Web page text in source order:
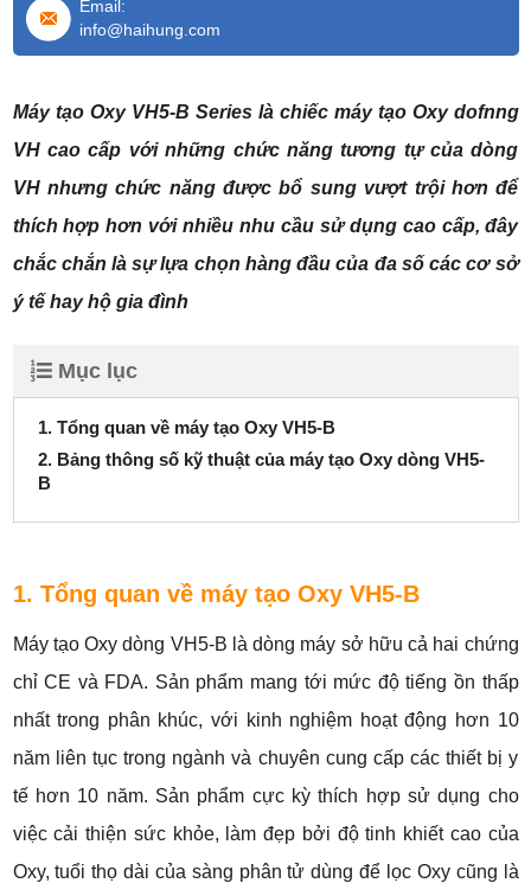
Email:
info@haihung.com
Máy tạo Oxy VH5-B Series là chiếc máy tạo Oxy dofnng
VH cao cấp với những chức năng tương tự của dòng
VH nhưng chức năng được bổ sung vượt trội hơn để
thích hợp hơn với nhiều nhu cầu sử dụng cao cấp, đây
chắc chắn là sự lựa chọn hàng đầu của đa số các cơ sở
ý tế hay hộ gia đình
Mục lục
1. Tổng quan về máy tạo Oxy VH5-B
2. Bảng thông số kỹ thuật của máy tạo Oxy dòng VH5-
B
1. Tổng quan về máy tạo Oxy VH5-B
Máy tạo Oxy dòng VH5-B là dòng máy sở hữu cả hai chứng
chỉCE và FDA. Sản phẩm mang tới mức độ tiếng ồn thấp
nhất trong phân khúc, với kinh nghiệm hoạt động hơn 10
năm liên tục trong ngành và chuyên cung cấp các thiết bị y
tế hơn 10 năm. Sản phẩm cực kỳ thích hợp sử dụng cho
việc cải thiện sức khỏe, làm đẹp bởi độ tinh khiết cao của
Oxy, tuổi thọ dài của sàng phân tử dùng để lọc Oxy cũng là